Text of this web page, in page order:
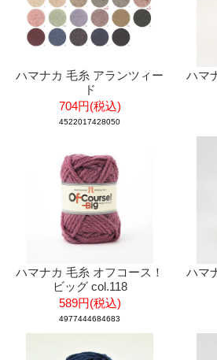
ハマナカ 毛糸 アランツィー
ド
704円(税込)
4522017428050
ハマ
ハマナカ 毛糸 オフコース！
ビッグ col.118
589円(税込)
4977444684683
ハマ